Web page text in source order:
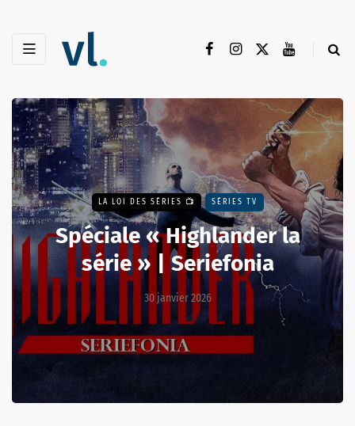
LA LOI DES SÉRIES 📺 SÉRIES TV
Spéciale « Highlander la
série » | Seriefonia
30 janvier 2026